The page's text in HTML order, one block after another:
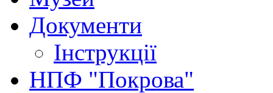
Документи
Інструкції
НПФ "Покрова"